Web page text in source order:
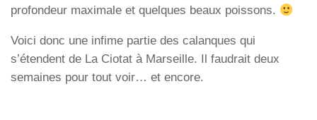
profondeur maximale et quelques beaux poissons.
Voici donc une infime partie des calanques qui
s’étendent de La Ciotat à Marseille. Il faudrait deux
semaines pour tout voir… et encore.